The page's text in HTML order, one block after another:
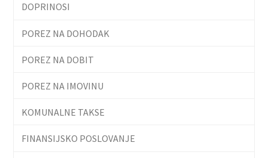
DOPRINOSI
POREZ NA DOHODAK
POREZ NA DOBIT
POREZ NA IMOVINU
KOMUNALNE TAKSE
FINANSIJSKO POSLOVANJE